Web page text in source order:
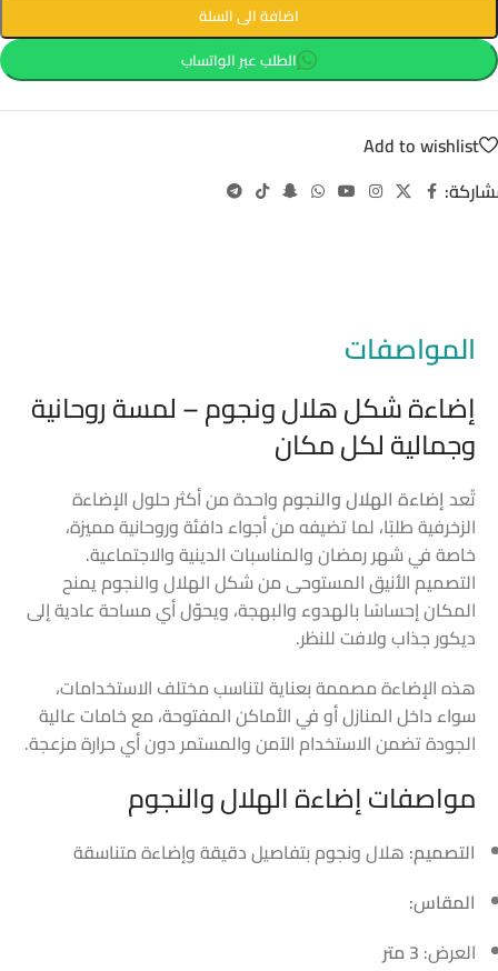
اضافة الى السلة
الطلب عبر الواتساب
Add to wishlist
المواصفات
إضاءة شكل هلال ونجوم – لمسة روحانية
وجمالية لكل مكان
تُعدإضاءة الهلال والنجومواحدة من أكثر حلول الإضاءة
الزخرفية طلبًا، لما تضيفه من أجواء دافئة وروحانية مميزة،
خاصة في شهر رمضان والمناسبات الدينية والاجتماعية.
التصميم الأنيق المستوحى من شكل الهلال والنجوم يمنح
المكان إحساسًا بالهدوء والبهجة، ويحوّل أي مساحة عادية إلى
ديكور جذاب ولافت للنظر.
هذه الإضاءة مصممة بعناية لتناسب مختلف الاستخدامات،
سواء داخل المنازل أو في الأماكن المفتوحة، مع خامات عالية
الجودة تضمن الاستخدام الآمن والمستمر دون أي حرارة مزعجة.
مواصفات إضاءة الهلال والنجوم
التصميم: هلال ونجوم بتفاصيل دقيقة وإضاءة متناسقة
المقاس:
العرض: 3 متر